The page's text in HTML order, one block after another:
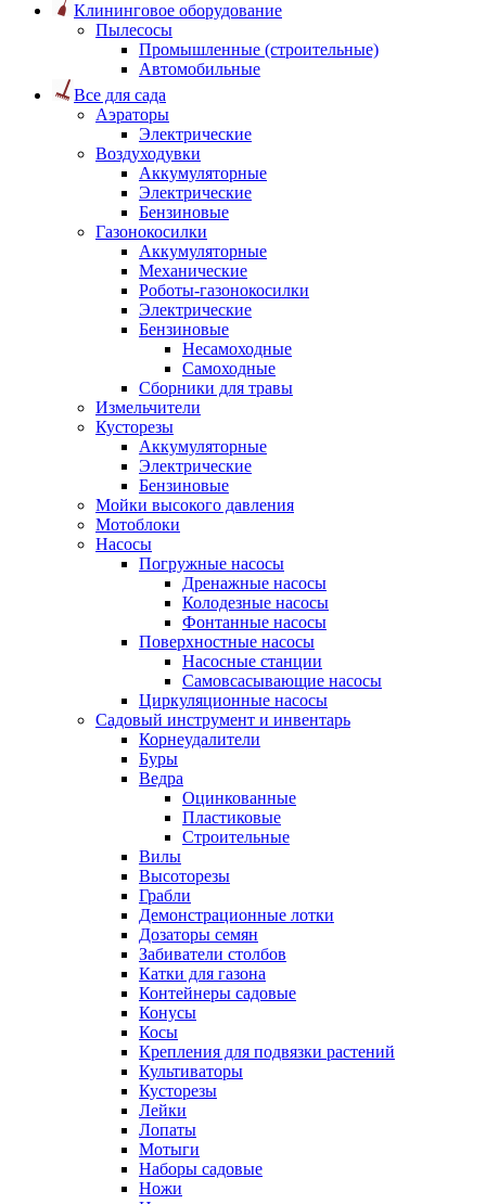
Клининговое оборудование
Пылесосы
Промышленные (строительные)
Автомобильные
Все для сада
Аэраторы
Электрические
Воздуходувки
Аккумуляторные
Электрические
Бензиновые
Газонокосилки
Аккумуляторные
Механические
Роботы-газонокосилки
Электрические
Бензиновые
Несамоходные
Самоходные
Сборники для травы
Измельчители
Кусторезы
Аккумуляторные
Электрические
Бензиновые
Мойки высокого давления
Мотоблоки
Насосы
Погружные насосы
Дренажные насосы
Колодезные насосы
Фонтанные насосы
Поверхностные насосы
Насосные станции
Самовсасывающие насосы
Циркуляционные насосы
Садовый инструмент и инвентарь
Корнеудалители
Буры
Ведра
Оцинкованные
Пластиковые
Строительные
Вилы
Высоторезы
Грабли
Демонстрационные лотки
Дозаторы семян
Забиватели столбов
Катки для газона
Контейнеры садовые
Конусы
Косы
Крепления для подвязки растений
Культиваторы
Кусторезы
Лейки
Лопаты
Мотыги
Наборы садовые
Ножи